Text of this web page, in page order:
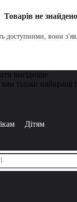
Товарів не знайдено
доступними, вони
вигідніше
тільки найкращі
Дітям